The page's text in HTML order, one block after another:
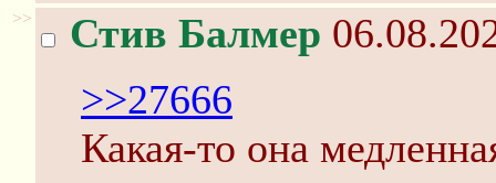
>> Стив Балмер
>>27666
Какая-то она